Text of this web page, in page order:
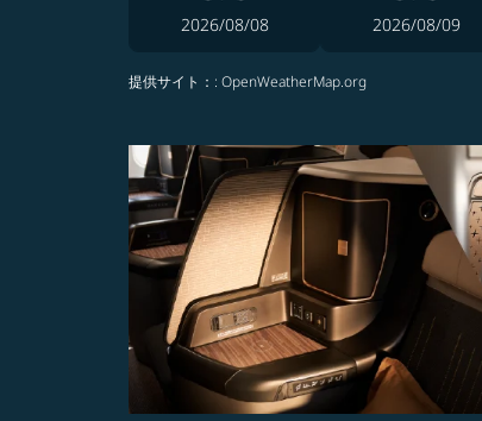
2026/08/08 2026/08/09
提供サイト： : OpenWeatherMap.org